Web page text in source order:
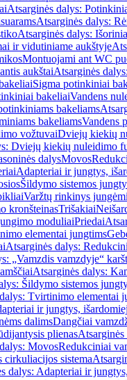
Atsarginės dalys:
Atsarginės dalys:
Atsarginės dalys:
ir vidutiniame aukštyje
Montuojami ant WC
aukštaiAtsarginės
Sigma potinkiniai
bakeliaiVandens
bakeliams
bakeliamsVandens
vožtuvaiDviejų kiekių
Dviejų kiekių nuleidimo
dalysMovos
Adapteriai ir jungtys,
Šildymo sistemos
Varžtų rinkinys
kronšteinasTrišakiai
moduliaiPriedai
elementai jungtims
Atsarginės dalys:
„Vamzdis vamzdyje“
Atsarginės dalys:
Šildymo sistemos
Tvirtinimo elementai
ir jungtys,
dalimsDangčiai
plienas
MovosRedukciniai
cirkuliacijos sistema
dalys: Adapteriai ir